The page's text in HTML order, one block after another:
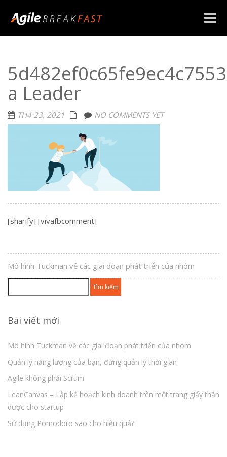
Toggle
a Leader
TH4 23, 2021 NO COMMENTS YET
[sharify] [vivafbcomment]
Mô hình Tuckman về các giai đoạn phát triển của nhóm
kiếm
Bài viết mới
Mô hình Tuckman về các giai đoạn phát triển của nhóm
Quản lý năng lượng của bạn, đừng quản lý thời gian
Agile không phải Scrum
LeanCanvas – Lập kế hoạch kinh doanh trên một trang giấy thần
dược cho startup
Sử dụng Pomodoro sao cho hiệu quả?